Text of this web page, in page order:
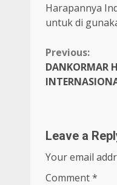
Harapannya
untuk di
Continue
Reading
Previous:
DANKORMAR
Leave a
Your email
Comment*